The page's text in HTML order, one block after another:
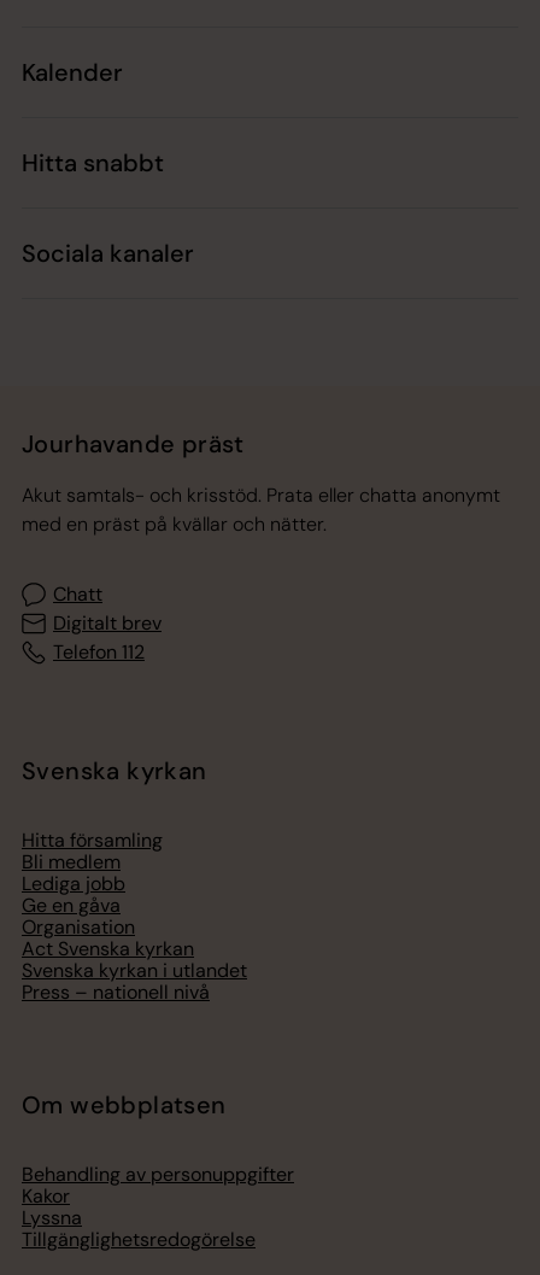
Kalender
Hitta snabbt
Sociala kanaler
Jourhavande präst
Akut samtals- och krisstöd. Prata eller chatta anonymt
med en präst på kvällar och nätter.
Chatt
Digitalt brev
Telefon 112
Svenska kyrkan
Hitta församling
Bli medlem
Lediga jobb
Ge en gåva
Organisation
Act Svenska kyrkan
Svenska kyrkan i utlandet
Press – nationell nivå
Om webbplatsen
Behandling av personuppgifter
Kakor
Lyssna
Tillgänglighetsredogörelse